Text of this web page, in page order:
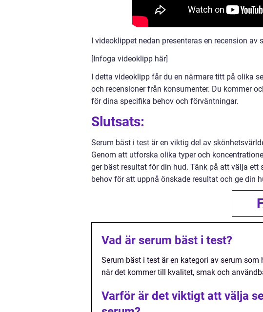
I videoklippet nedan presenteras en recension
[Infoga videoklipp här]
I detta videoklipp får du en närmare titt på olika
och recensioner från konsumenter. Du kommer
för dina specifika behov och förväntningar.
Slutsats:
Serum bäst i test är en viktig del av
Genom att utforska olika typer och
ger bäst resultat för din hud. Tänk på att välja
behov för att uppnå önskade resultat och ge din
Vad är serum bäst i test?
Serum bäst i test är en kategori av serum
när det kommer till kvalitet, smak och
Varför är det viktigt att välja